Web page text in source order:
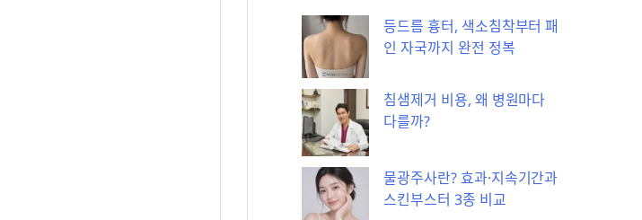
등드름 흉터, 색소침착부터 패
인 자국까지 완전 정복
침샘제거 비용, 왜 병원마다
다를까?
물광주사란? 효과·지속기간과
스킨부스터 3종 비교